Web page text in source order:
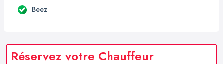
Beez
Réservez votre Chauffeur